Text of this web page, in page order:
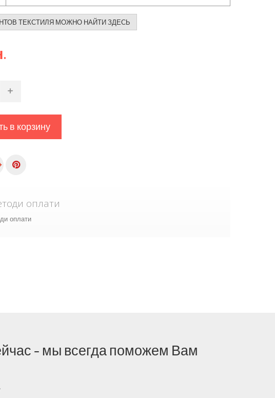
ТЕКСТИЛЯ МОЖНО НАЙТИ ЗДЕСЬ
+
в корзину
оплати
- мы всегда поможем Вам